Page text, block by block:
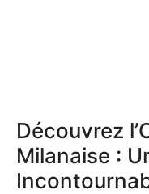
Découvrez
Milanaise :